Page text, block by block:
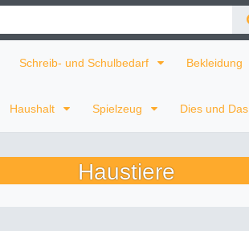
Schreib- und Schulbedarf Bekleidung
Haushalt Spielzeug Dies und Das
Haustiere